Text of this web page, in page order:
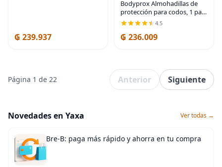
₲ 239.937
Bodyprox Almohadillas de
protección para codos, 1 par,
manga protectora para codo
4.5
₲ 236.009
Página 1 de 22 Anterior Siguiente
Novedades en Yaxa Ver todas →
Bre-B: paga más rápido y ahorra en tu compra